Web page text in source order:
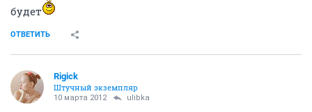
будет
ОТВЕТИТЬ
Rigick
Штучный экземпляр
10 марта 2012 ulibka